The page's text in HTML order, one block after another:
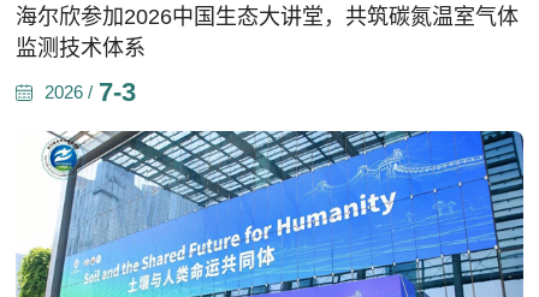
海尔欣参加2026中国生态大讲堂，共筑碳氮温室气体
监测技术体系
2026 / 7-3